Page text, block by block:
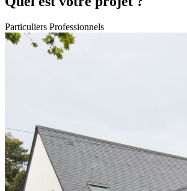
Particuliers Professionnels